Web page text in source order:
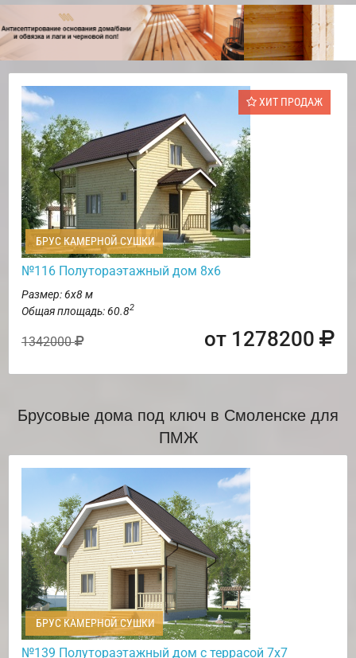
ХИТ ПРОДАЖ
БРУС КАМЕРНОЙ СУШКИ
№116 Полутораэтажный дом 8х6
Размер: 6х8 м
Общая площадь: 60.82
1342000 от 1278200
Брусовые дома под ключ в Смоленске для
ПМЖ
БРУС КАМЕРНОЙ СУШКИ
№139 Полутораэтажный дом с террасой 7х7